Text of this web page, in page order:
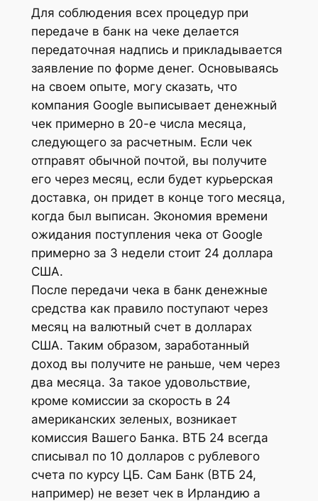
Для соблюдения всех процедур при
передаче в банк на чеке делается
передаточная надпись и прикладывается
заявление по форме денег. Основываясь
на своем опыте, могу сказать, что
компания Google выписывает денежный
чек примерно в 20-е числа месяца,
следующего за расчетным. Если чек
отправят обычной почтой, вы получите
его через месяц, если будет курьерская
доставка, он придет в конце того месяца,
когда был выписан. Экономия времени
ожидания поступления чека от Google
примерно за 3 недели стоит 24 доллара
США.
После передачи чека в банк денежные
средства как правило поступают через
месяц на валютный счет в долларах
США. Таким образом, заработанный
доход вы получите не раньше, чем через
два месяца. За такое удовольствие,
кроме комиссии за скорость в 24
американских зеленых, возникает
комиссия Вашего Банка. ВТБ 24 всегда
списывал по 10 долларов с рублевого
счета по курсу ЦБ. Сам Банк (ВТБ 24,
например) не везет чек в Ирландию а